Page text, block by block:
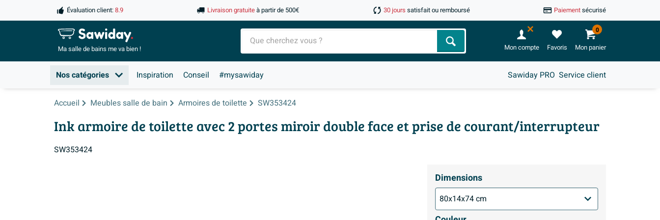
Évaluation client:8.9 Livraison gratuiteà partir de 500€ 30 jours satisfait ou remboursé Paiementsécurisé
Ma salle debains me va bien ! Chercher Mon compte Favoris Mon panier
0
Nos catégories Inspiration Conseil #mysawiday Sawiday PRO Service client
Accueil Meubles salle de bain Armoires de toilette SW353424
Ink armoire de toilette avec 2 portes miroir double face et prise de courant/interrupteur
SW353424
Dimensions